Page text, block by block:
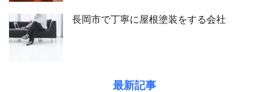
長岡市で丁寧に屋根塗装をする会社
最新記事